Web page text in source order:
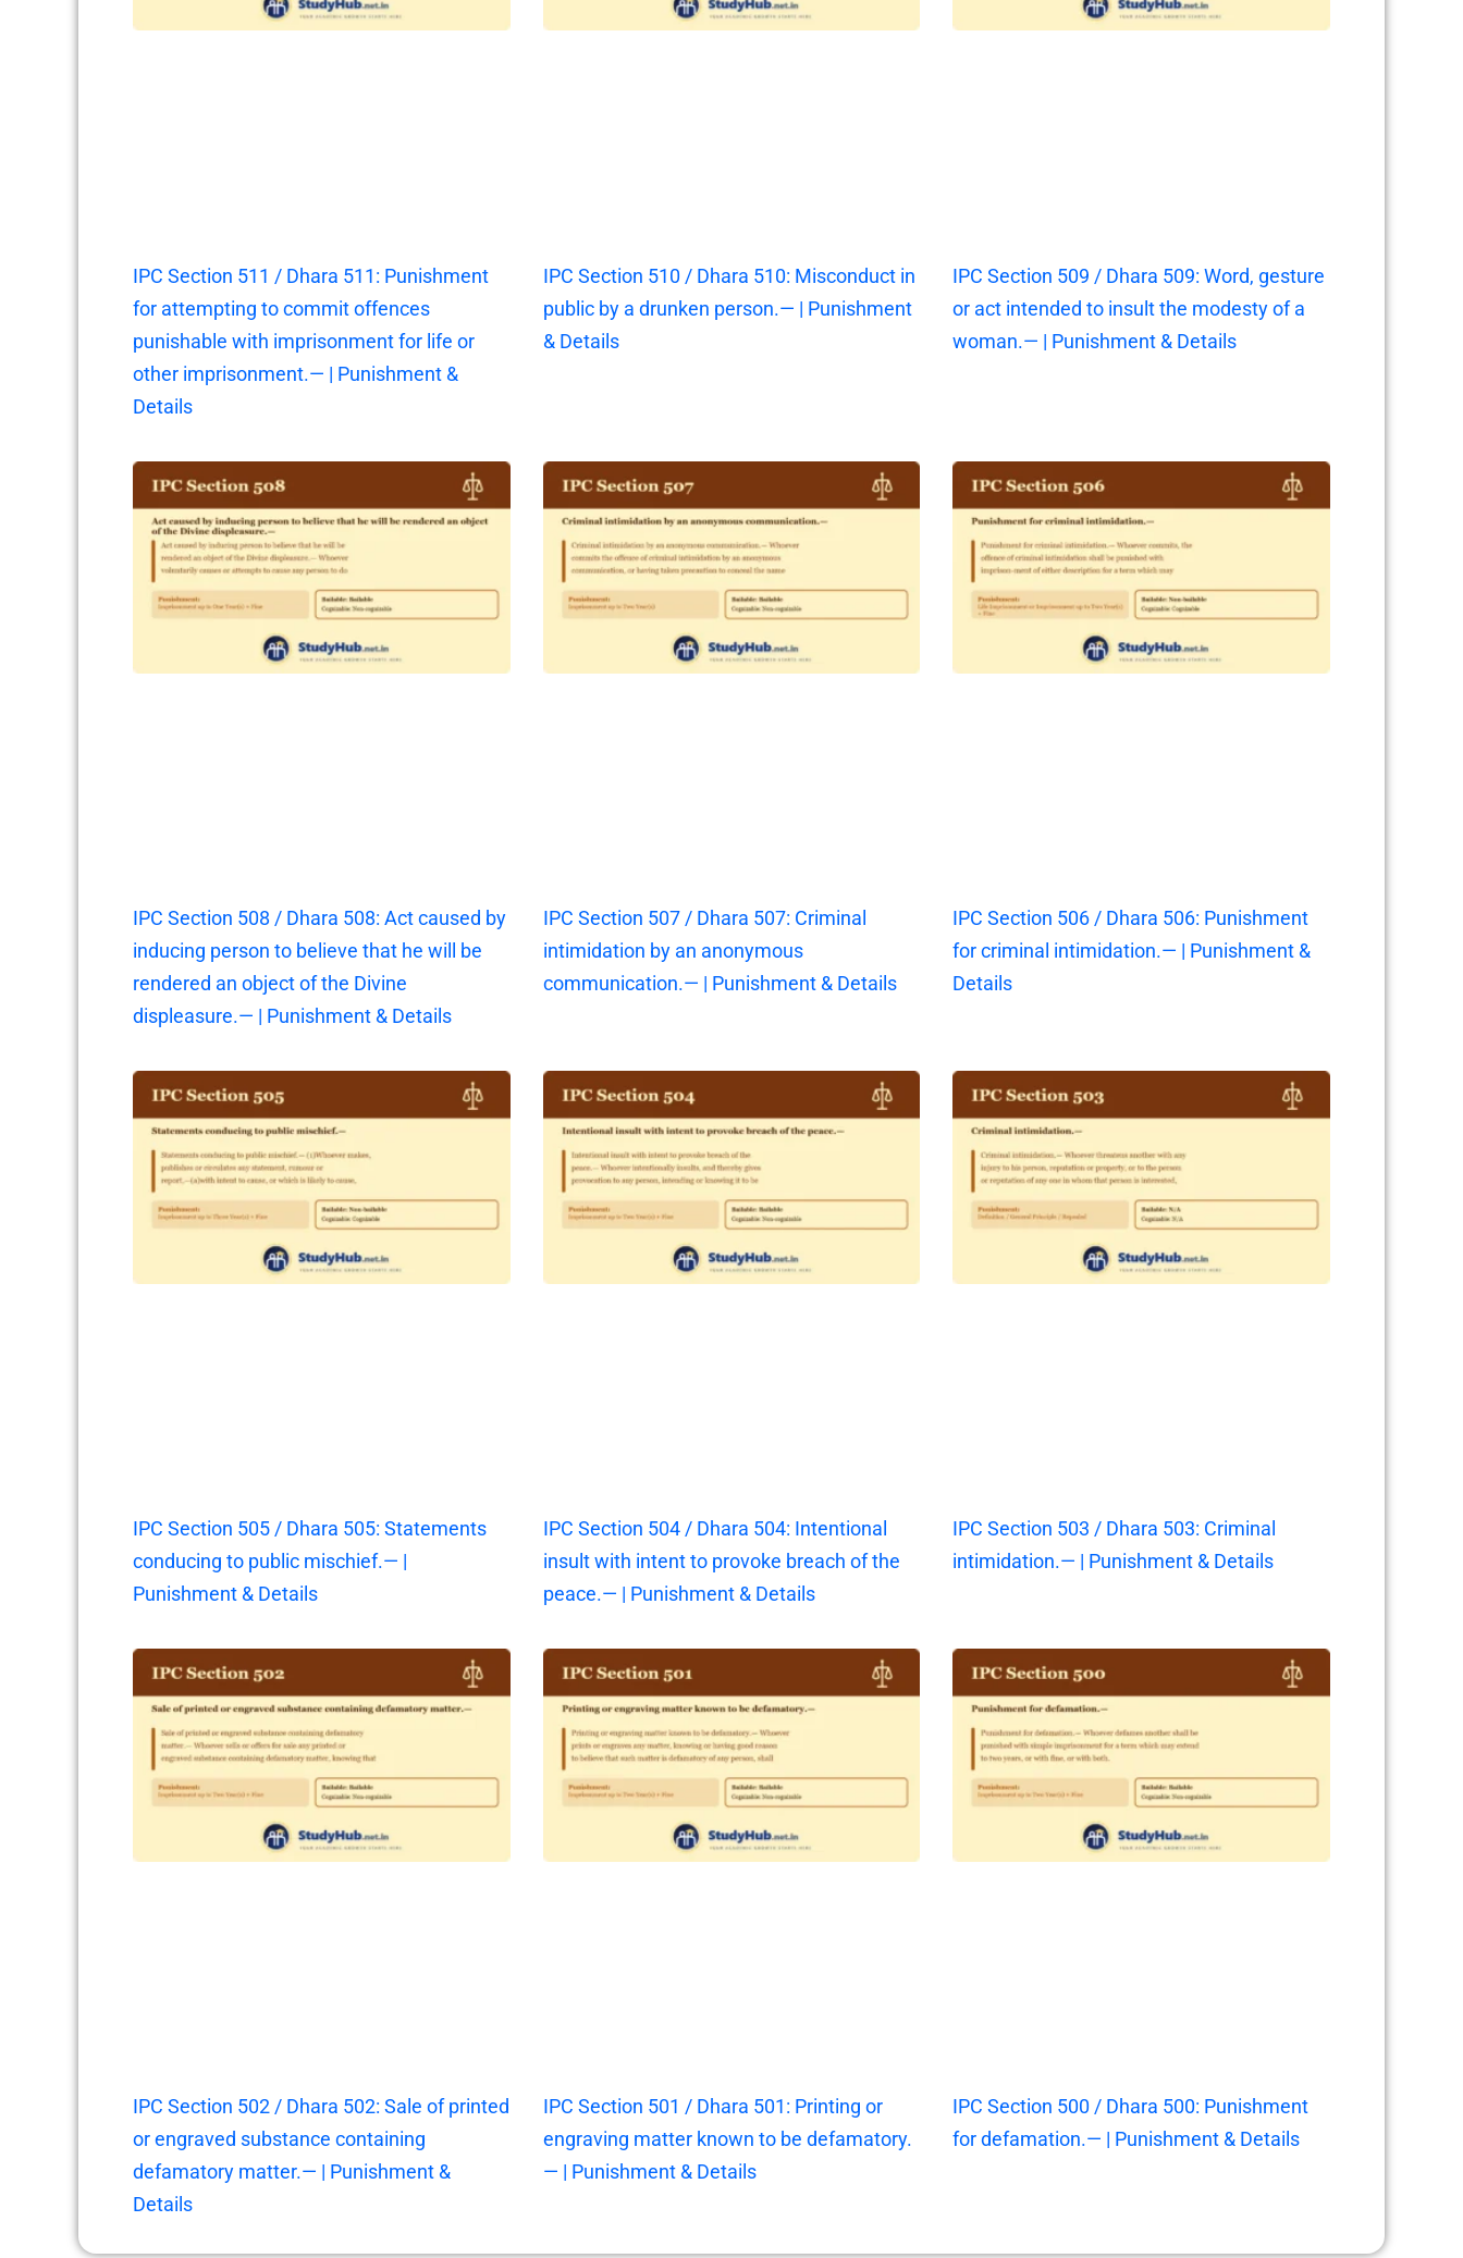
IPC Section 511 / Dhara 511: Punishment
for attempting to commit offences
punishable with imprisonment for life or
other imprisonment.— | Punishment &
Details
IPC Section 510 / Dhara 510: Misconduct in
public by a drunken person.— | Punishment
& Details
IPC Section 509 / Dhara 509: Word, gesture
or act intended to insult the modesty of a
woman.— | Punishment & Details
IPC Section 508 / Dhara 508: Act caused by
inducing person to believe that he will be
rendered an object of the Divine
displeasure.— | Punishment & Details
IPC Section 507 / Dhara 507: Criminal
intimidation by an anonymous
communication.— | Punishment & Details
IPC Section 506 / Dhara 506: Punishment
for criminal intimidation.— | Punishment &
Details
IPC Section 505 / Dhara 505: Statements
conducing to public mischief.— |
Punishment & Details
IPC Section 504 / Dhara 504: Intentional
insult with intent to provoke breach of the
peace.— | Punishment & Details
IPC Section 503 / Dhara 503: Criminal
intimidation.— | Punishment & Details
IPC Section 502 / Dhara 502: Sale of printed
or engraved substance containing
defamatory matter.— | Punishment &
Details
IPC Section 501 / Dhara 501: Printing or
engraving matter known to be defamatory.
— | Punishment & Details
IPC Section 500 / Dhara 500: Punishment
for defamation.— | Punishment & Details